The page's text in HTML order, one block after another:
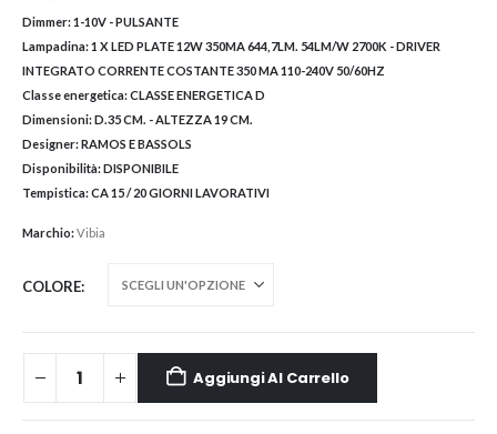
Dimmer:1-10V - PULSANTE
Lampadina:1 X LED PLATE 12W 350MA 644,7LM. 54LM/W 2700K - DRIVER
INTEGRATO CORRENTE COSTANTE 350 MA 110-240V 50/60HZ
Classe energetica:CLASSE ENERGETICA D
Dimensioni:D.35 CM. - ALTEZZA 19 CM.
Designer:RAMOS E BASSOLS
Disponibilità:DISPONIBILE
Tempistica:CA 15 / 20 GIORNI LAVORATIVI
Marchio:Vibia
COLORE
Aggiungi Al Carrello